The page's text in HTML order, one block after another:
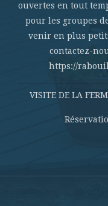
ouvertes en tout
pour les groupes
venir en plus
contactez-
https://
VISITE DE LA